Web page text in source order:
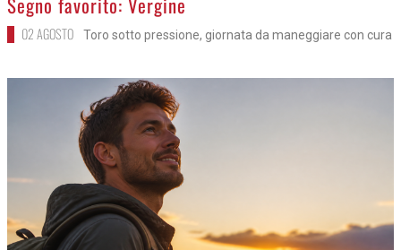
02 AGOSTO Toro sotto pressione, giornata da maneggiare con cura